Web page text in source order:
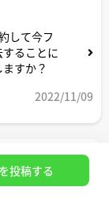
して今フ
ることに
すか？
2022/11/09
は収入いく
投稿する